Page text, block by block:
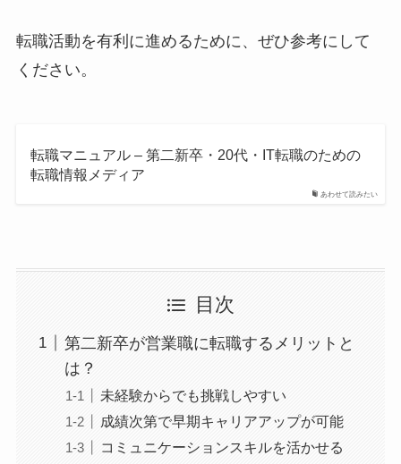
転職活動を有利に進めるために、ぜひ参考にして
ください。
あわせて読みたい
転職マニュアル – 第二新卒・20代・IT転職のための
転職情報メディア
目次
第二新卒が営業職に転職するメリットと
は？
未経験からでも挑戦しやすい
成績次第で早期キャリアアップが可能
コミュニケーションスキルを活かせる